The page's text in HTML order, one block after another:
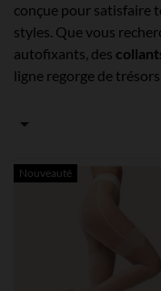
conçue pour satisfaire
styles. Que vous
autofixants, des
ligne regorge de

Nouveauté